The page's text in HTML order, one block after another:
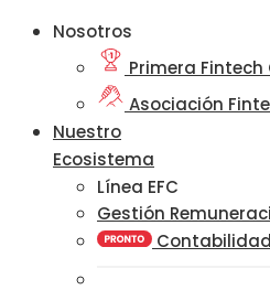
Nosotros
Primera
Asociación
Nuestro
Ecosistema
Línea EFC
Gestión
Contabilidad